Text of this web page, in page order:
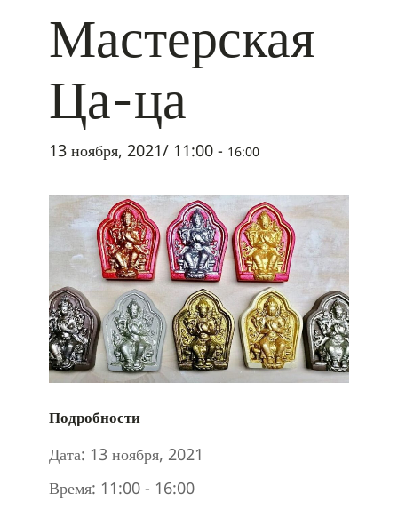
Мастерская
Ца-ца
13 ноября, 2021/ 11:00 - 16:00
Подробности
Дата: 13 ноября, 2021
Время: 11:00 - 16:00